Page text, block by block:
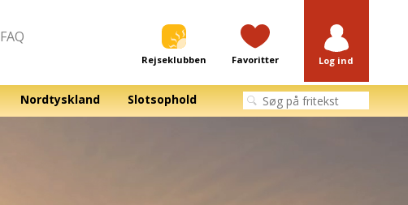
FAQ
Rejseklubben Favoritter Log ind
Nordtyskland
Slotsophold